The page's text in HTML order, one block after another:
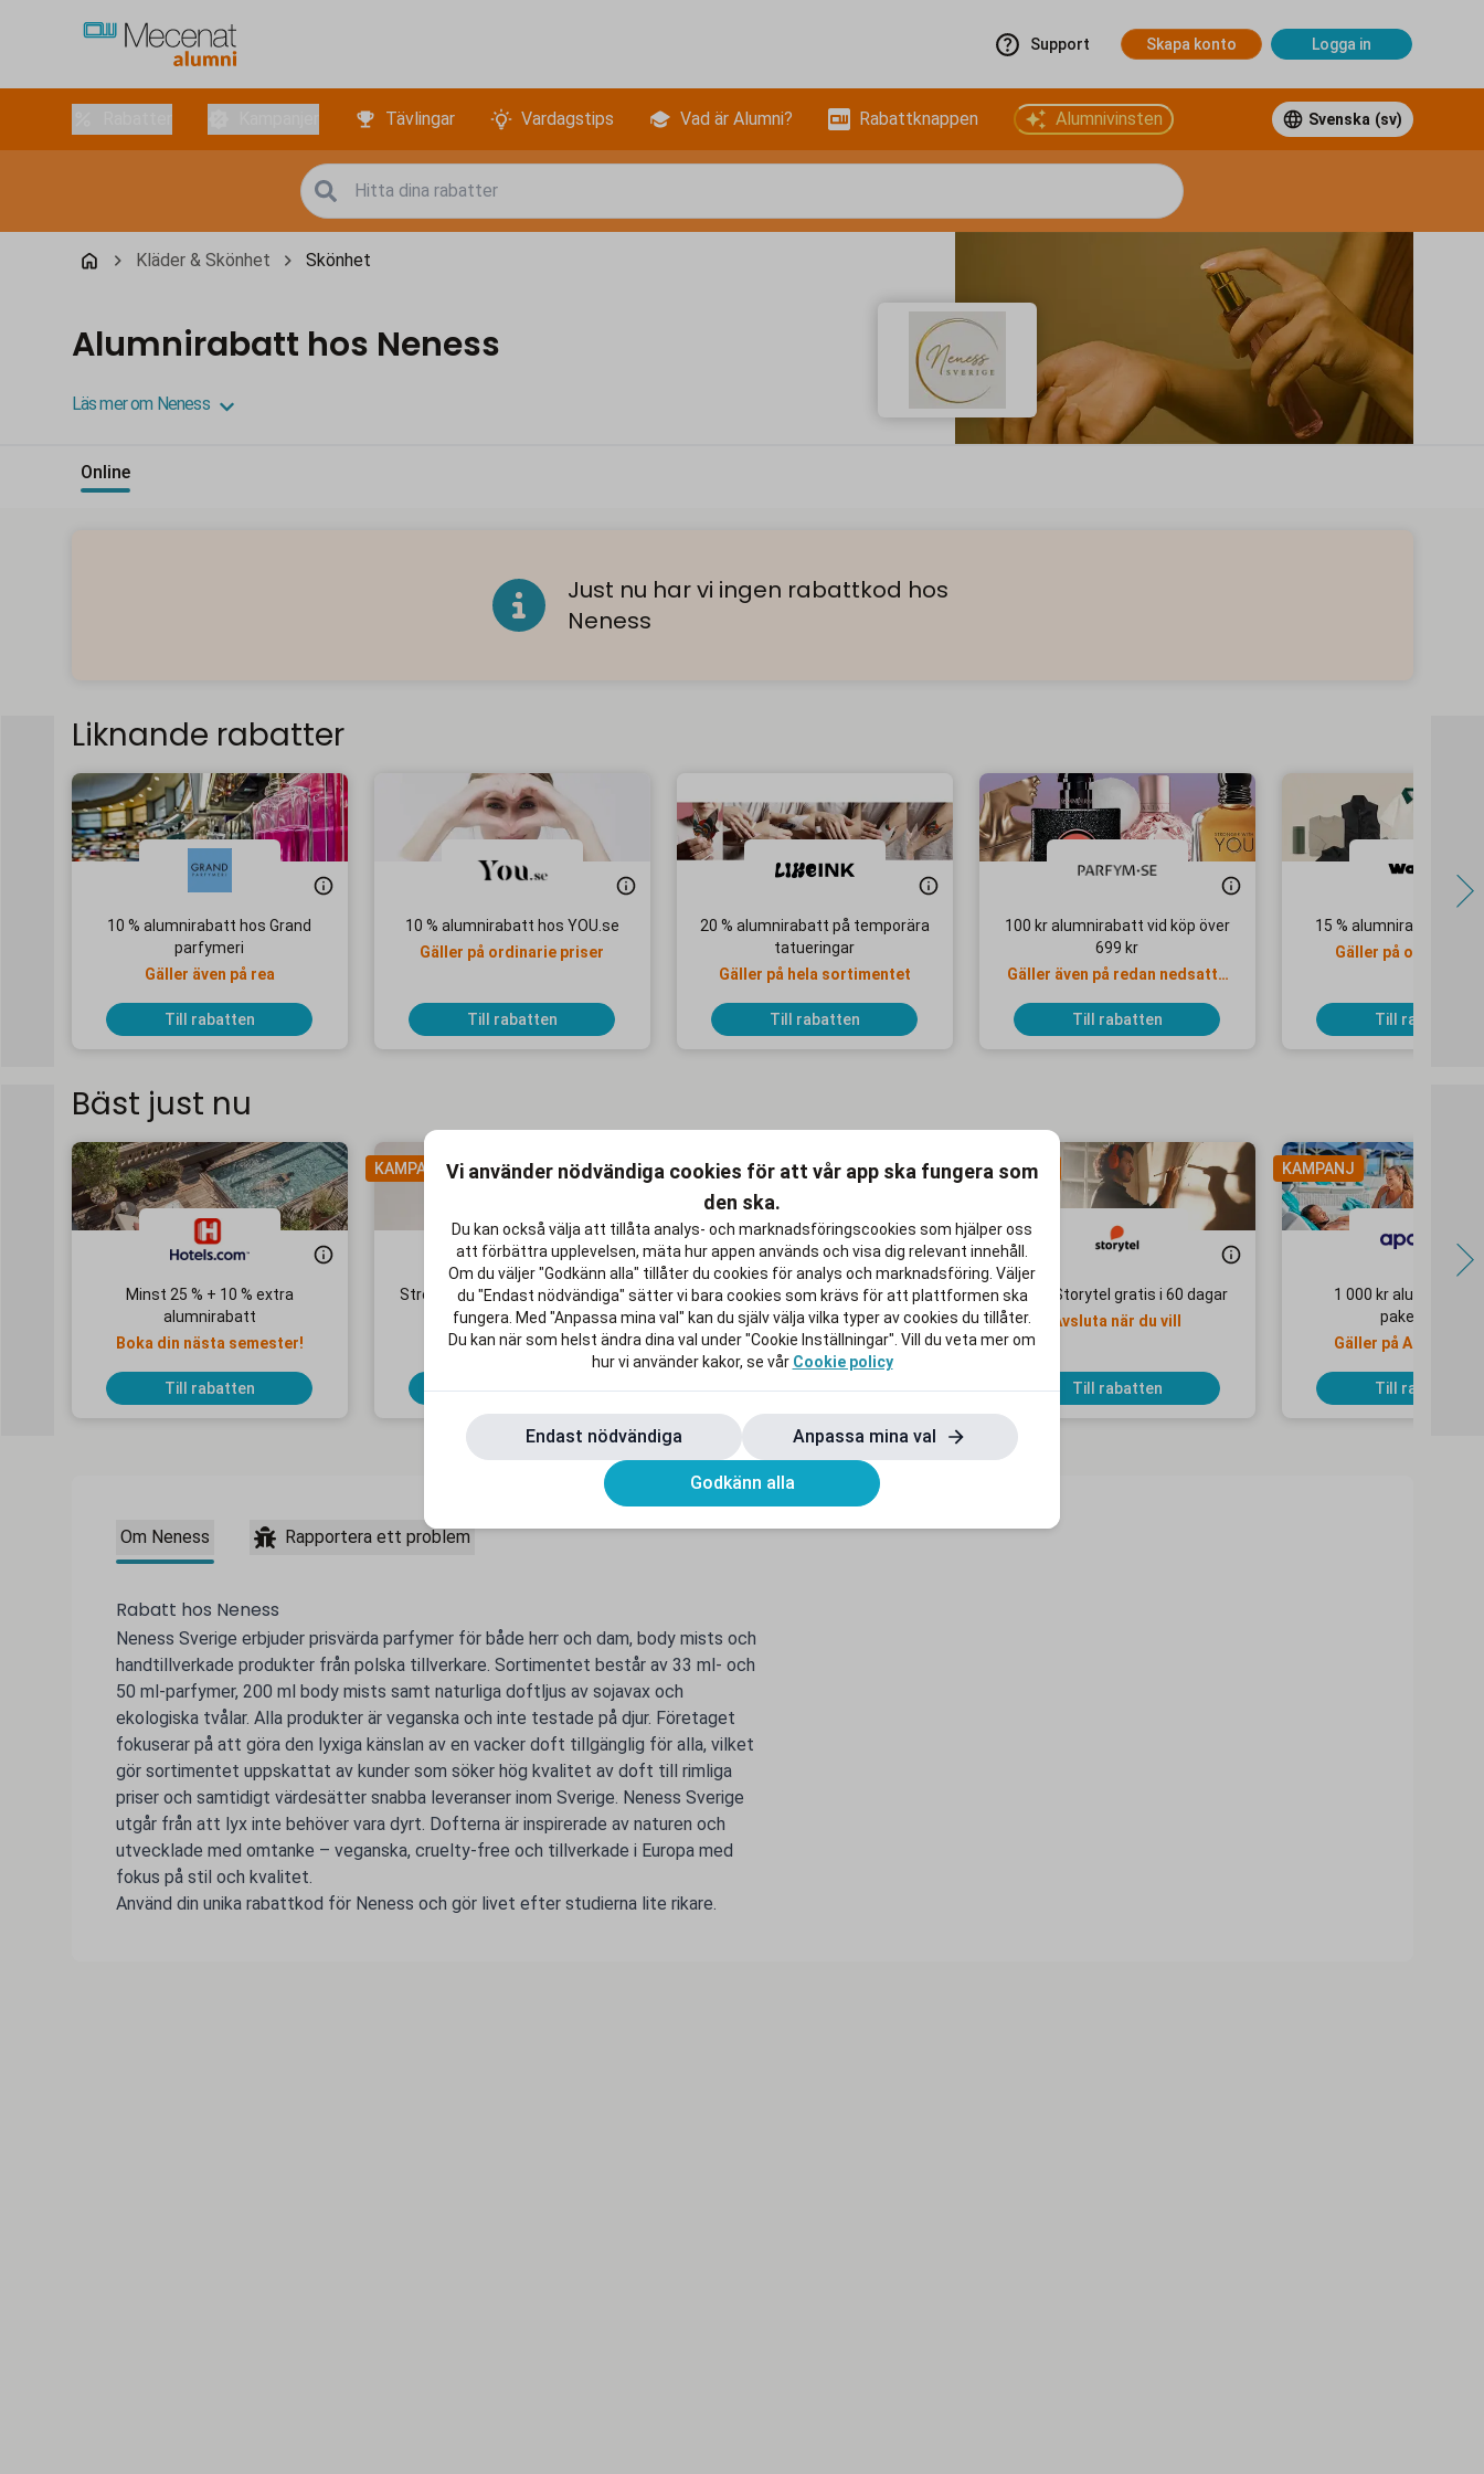
Support Skapa konto Logga in
Tävlingar Vardagstips Vad är Alumni? Rabattknappen Alumnivinsten Svenska (sv)
Kläder & Skönhet Skönhet
Alumnirabatt hos Neness
Läs mer om Neness
Online
Just nu har vi ingen rabattkod hos
Neness
Om Neness Rapportera ett problem
Rabatt hos Neness
Neness Sverige erbjuder prisvärda parfymer för både herr och dam, body mists och
handtillverkade produkter från polska tillverkare. Sortimentet består av 33 ml- och
50 ml-parfymer, 200 ml body mists samt naturliga doftljus av sojavax och
ekologiska tvålar. Alla produkter är veganska och inte testade på djur. Företaget
fokuserar på att göra den lyxiga känslan av en vacker doft tillgänglig för alla, vilket
gör sortimentet uppskattat av kunder som söker hög kvalitet av doft till rimliga
priser och samtidigt värdesätter snabba leveranser inom Sverige. Neness Sverige
utgår från att lyx inte behöver vara dyrt. Dofterna är inspirerade av naturen och
utvecklade med omtanke – veganska, cruelty-free och tillverkade i Europa med
fokus på stil och kvalitet.
Använd din unika rabattkod för Neness och gör livet efter studierna lite rikare.
Liknande rabatter
10 % alumnirabatt hos Grand
parfymeri
Gäller även på rea
Till rabatten
10 % alumnirabatt hos YOU.se
Gäller på ordinarie priser
Till rabatten
20 % alumnirabatt på temporära
tatueringar
Gäller på hela sortimentet
Till rabatten
100 kr alumnirabatt vid köp över
699 kr
Gäller även på redan nedsatta
Till rabatten
15 % alumnirabatt hos
Gäller på ordinarie
Till rabatten
Bäst just nu
Minst 25 % + 10 % extra
alumnirabatt
Boka din nästa semester!
Till rabatten
KAMPANJ
Streaming Max för 119 kr/mån i
12 mån
Ingen bindningstid
Till rabatten
KAMPANJ
Upp till 500 kr rabatt på MacBook
Air och 200 kr på iPad Air
Gäller online och i butik
Till rabatten
KAMPANJ
Testa Storytel gratis i 60 dagar
Avsluta när du vill
Till rabatten
KAMPANJ
1 000 kr
paketresor
Gäller på Apollo
Till rabatten
Vi använder nödvändiga cookies för att vår app ska fungera som
den ska.
Du kan också välja att tillåta analys- och marknadsföringscookies som hjälper oss
att förbättra upplevelsen, mäta hur appen används och visa dig relevant innehåll.
Om du väljer "Godkänn alla" tillåter du cookies för analys och marknadsföring. Väljer
du "Endast nödvändiga" sätter vi bara cookies som krävs för att plattformen ska
fungera. Med "Anpassa mina val" kan du själv välja vilka typer av cookies du tillåter.
Du kan när som helst ändra dina val under "Cookie Inställningar". Vill du veta mer om
hur vi använder kakor, se vår Cookie policy
Endast nödvändiga Anpassa mina val
Godkänn alla